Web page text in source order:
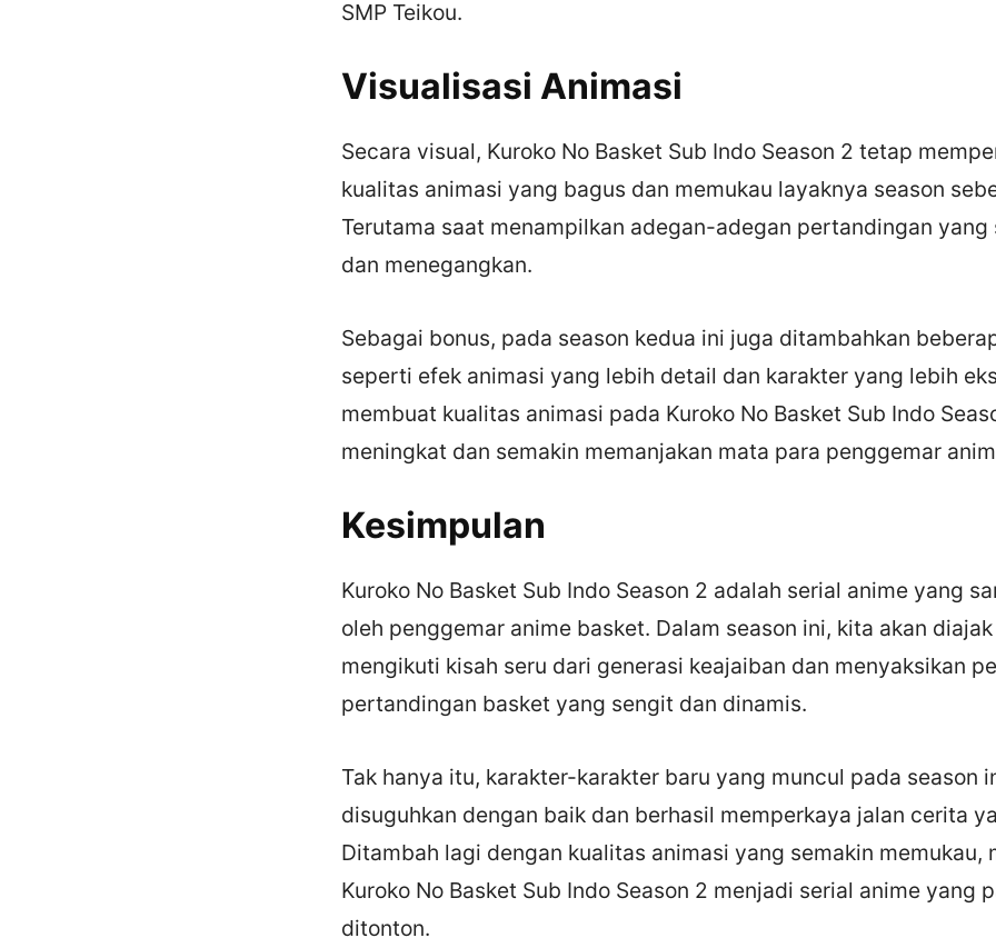
SMP Teikou.
Visualisasi Animasi
Secara visual, Kuroko No Basket Sub Indo Season 2 tetap
kualitas animasi yang bagus dan memukau layaknya season
Terutama saat menampilkan adegan-adegan pertandingan yang
dan menegangkan.
Sebagai bonus, pada season kedua ini juga ditambahkan
seperti efek animasi yang lebih detail dan karakter yang lebih
membuat kualitas animasi pada Kuroko No Basket Sub Indo
meningkat dan semakin memanjakan mata para penggemar
Kesimpulan
Kuroko No Basket Sub Indo Season 2 adalah serial anime yang
oleh penggemar anime basket. Dalam season ini, kita akan
mengikuti kisah seru dari generasi keajaiban dan menyaksikan
pertandingan basket yang sengit dan dinamis.
Tak hanya itu, karakter-karakter baru yang muncul pada season
disuguhkan dengan baik dan berhasil memperkaya jalan cerita
Ditambah lagi dengan kualitas animasi yang semakin memukau,
Kuroko No Basket Sub Indo Season 2 menjadi serial anime yang
ditonton.